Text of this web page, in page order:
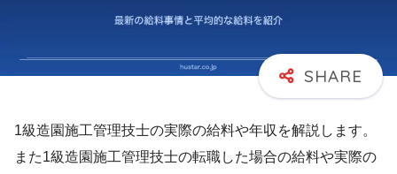
1級造園施工管理技士の実際の給料や年収を解説します。
また1級造園施工管理技士の転職した場合の給料や実際の